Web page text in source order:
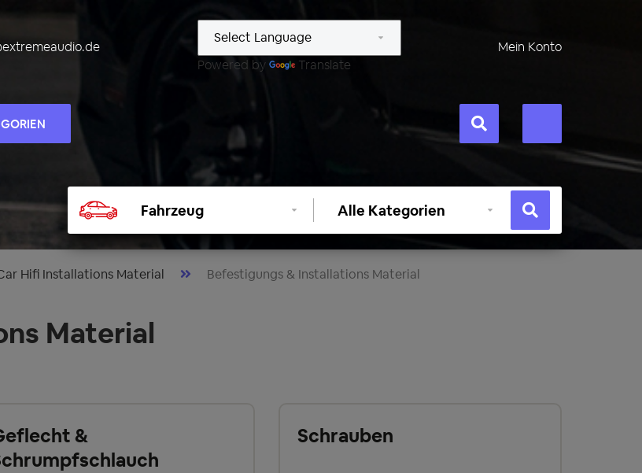
Powered by
Translate
Mein Konto
auswählen
Kategorie
auswählen
Hifi Installations Material Befestigungs & Installations Material
Material
&
Schrauben